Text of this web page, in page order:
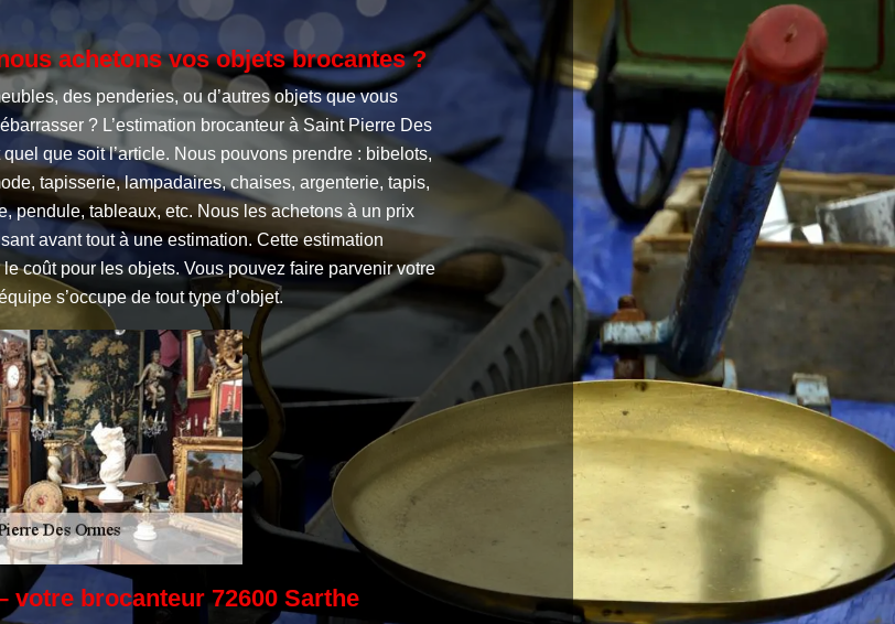
achetons vos objets brocantes ?
des penderies, ou d’autres objets que vous
? L’estimation brocanteur à Saint Pierre Des
que soit l’article. Nous pouvons prendre : bibelots,
tapisserie, lampadaires, chaises, argenterie, tapis,
pendule, tableaux, etc. Nous les achetons à un prix
avant tout à une estimation. Cette estimation
coût pour les objets. Vous pouvez faire parvenir votre
s’occupe de tout type d’objet.
votre brocanteur 72600 Sarthe